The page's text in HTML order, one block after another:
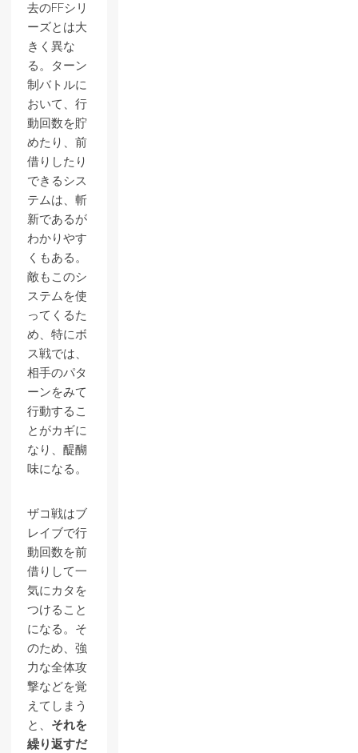
去のFFシリ
ーズとは大
きく異な
る。ターン
制バトルに
おいて、行
動回数を貯
めたり、前
借りしたり
できるシス
テムは、斬
新であるが
わかりやす
くもある。
敵もこのシ
ステムを使
ってくるた
め、特にボ
ス戦では、
相手のパタ
ーンをみて
行動するこ
とがカギに
なり、醍醐
味になる。
ザコ戦はブ
レイブで行
動回数を前
借りして一
気にカタを
つけること
になる。そ
のため、強
力な全体攻
撃などを覚
えてしまう
と、 それを
繰り返すだ